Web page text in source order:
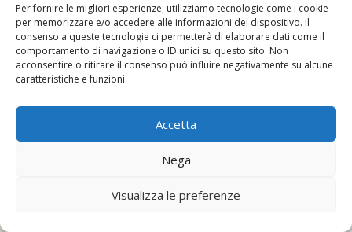
Per fornire le migliori esperienze, utilizziamo tecnologie come i cookie
per memorizzare e/o accedere alle informazioni del dispositivo. Il
consenso a queste tecnologie ci permetterà di elaborare dati come il
comportamento di navigazione o ID unici su questo sito. Non
acconsentire o ritirare il consenso può influire negativamente su alcune
caratteristiche e funzioni.
Accetta
Nega
Visualizza le preferenze
Sportello Italia
24, avenue de l'Annonciade
98000 Monaco
, Themei-excel